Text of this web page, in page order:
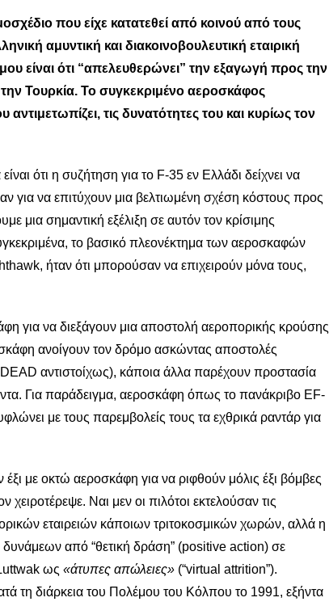
που είχε κατατεθεί από κοινού από τους
αμυντική και διακοινοβουλευτική εταιρική
είναι ότι “απελευθερώνει” την εξαγωγή προς την
Τουρκία. Το συγκεκριμένο αεροσκάφος
τις δυνατότητες του και κυρίως τον
ότι η συζήτηση για το F-35 εν Ελλάδι δείχνει να
για να επιτύχουν μια βελτιωμένη σχέση κόστους προς
μια σημαντική εξέλιξη σε αυτόν τον κρίσιμης
το βασικό πλεονέκτημα των αεροσκαφών
ήταν ότι μπορούσαν να επιχειρούν μόνα τους,
για να διεξάγουν μια αποστολή αεροπορικής κρούσης
ανοίγουν τον δρόμο ασκώντας αποστολές
αντιστοίχως), κάποια άλλα παρέχουν προστασία
Για παράδειγμα, αεροσκάφη όπως το πανάκριβο EF-
με τους παρεμβολείς τους τα εχθρικά ραντάρ για
με οκτώ αεροσκάφη για να ριφθούν μόλις έξι βόμβες
Ναι μεν οι πιλότοι εκτελούσαν τις
εταιρειών κάποιων τριτοκοσμικών χωρών, αλλά η
από “θετική δράση” (positive action) σε
ως «άτυπες απώλειες» (“virtual attrition”).
τη διάρκεια του Πολέμου του Κόλπου το 1991, εξήντα